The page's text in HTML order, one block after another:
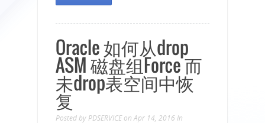
Oracle 如何从drop
ASM 磁盘组Force 而
未drop表空间中恢
复
Posted by PDSERVICE on Apr 14, 2016 In